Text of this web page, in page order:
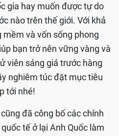
gia hay muốn được tự do
nào trên thế giới. Với khả
mềm và vốn sống phong
bạn trở nên vững vàng và
viên sáng giá trước hàng
nghiêm túc đặt mục tiêu
tới nhé!
đã công bố các chính
tế ở lại Anh Quốc làm